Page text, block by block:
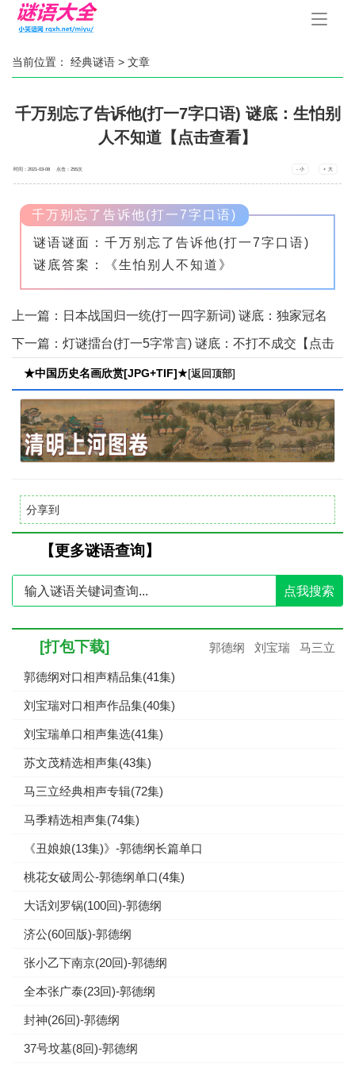
手
当前位置： 经典谜语 > 文章
千万别忘了告诉他(打一7字口语) 谜底：生怕别
人不知道【点击查看】
时间：2021-03-08 点击：255次 - 小 + 大
千万别忘了告诉他(打一7字口语)
谜语谜面：千万别忘了告诉他(打一7字口语)
谜底答案：《生怕别人不知道》
上一篇： 日本战国归一统(打一四字新词) 谜底：独家冠名
【点击查看】
下一篇： 灯谜擂台(打一5字常言) 谜底：不打不成交【点击
查看】
★中国历史名画欣赏[JPG+TIF]★[返回顶部]
分享到
【更多谜语查询】
点我搜索
[打包下载] 郭德纲 刘宝瑞 马三立
郭德纲对口相声精品集(41集)
刘宝瑞对口相声作品集(40集)
刘宝瑞单口相声集选(41集)
苏文茂精选相声集(43集)
马三立经典相声专辑(72集)
马季精选相声集(74集)
《丑娘娘(13集)》-郭德纲长篇单口
桃花女破周公-郭德纲单口(4集)
大话刘罗锅(100回)-郭德纲
济公(60回版)-郭德纲
张小乙下南京(20回)-郭德纲
全本张广泰(23回)-郭德纲
封神(26回)-郭德纲
37号坟墓(8回)-郭德纲